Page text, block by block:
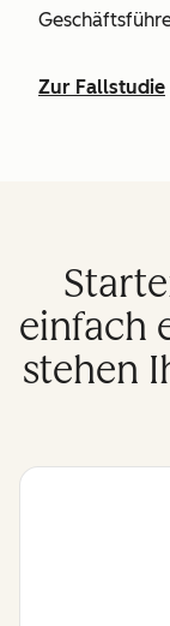
Zur Fallstudie
einfach
stehen